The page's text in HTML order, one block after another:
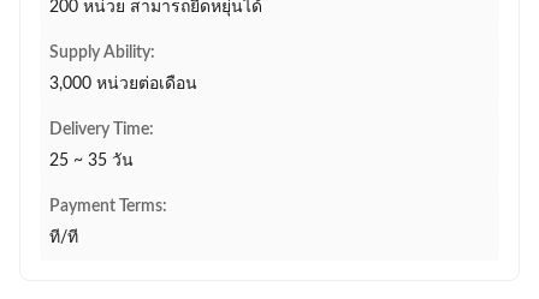
200 หน่วย สามารถยืดหยุ่นได้
Supply Ability:
3,000 หน่วยต่อเดือน
Delivery Time:
25 ~ 35 วัน
Payment Terms:
ที/ที